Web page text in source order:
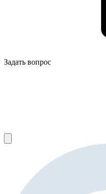
Задать вопрос